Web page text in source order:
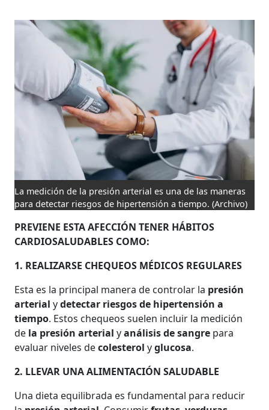
La medición de la presión arterial es una de las maneras
para detectar riesgos de hipertensión a tiempo. (Archivo)
PREVIENE ESTA AFECCIÓN TENER HÁBITOS
CARDIOSALUDABLES COMO:
1. REALIZARSE CHEQUEOS MÉDICOS REGULARES
Esta es la principal manera de controlar la presión
arterial ydetectar riesgos de hipertensión a
tiempo. Estos chequeos suelen incluir la medición
de la presión arterialyanálisis de sangre para
evaluar niveles decolesterolyglucosa.
2. LLEVAR UNA ALIMENTACIÓN SALUDABLE
Una dieta equilibrada es fundamental para reducir